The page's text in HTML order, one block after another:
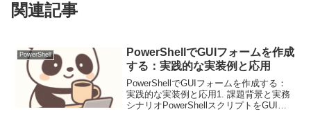
関連記事
PowerShell
PowerShellでGUIフォームを作成
する：実践的な実装例と応用
PowerShellでGUIフォームを作成する：
実践的な実装例と応用1. 課題背景と実務
シナリオPowerShellスクリプトをGUI化